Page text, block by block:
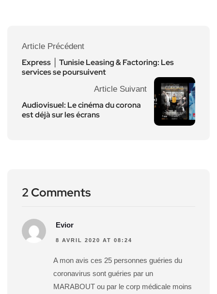
Article Précédent
Express │ Tunisie Leasing & Factoring: Les
services se poursuivent
Article Suivant
Audiovisuel: Le cinéma du corona
est déjà sur les écrans
2 Comments
Evior
8 AVRIL 2020 AT 08:24
A mon avis ces 25 personnes guéries du
coronavirus sont guéries par un
MARABOUT ou par le corp médicale moins